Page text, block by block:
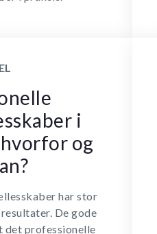
i
og
har stor
De gode
professionelle